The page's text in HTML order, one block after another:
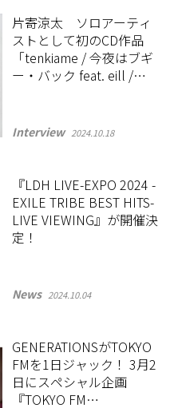
片寄涼太 ソロアーティ
ストとして初のCD作品
「tenkiame / 今夜はブギ
ー・バック feat. eill /
Interview 2024.10.18
『LDH LIVE-EXPO 2024 -
EXILE TRIBE BEST HITS-
LIVE VIEWING』が開催決
定！
News 2024.10.04
GENERATIONSがTOKYO
FMを1日ジャック！ 3月2
日にスペシャル企画
『TOKYO FM